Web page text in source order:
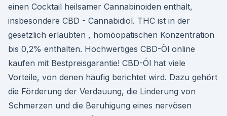
einen Cocktail heilsamer Cannabinoiden enthält,
insbesondere CBD - Cannabidiol. THC ist in der
gesetzlich erlaubten , homöopatischen Konzentration
bis 0,2% enthalten. Hochwertiges CBD-Öl online
kaufen mit Bestpreisgarantie! CBD-Öl hat viele
Vorteile, von denen häufig berichtet wird. Dazu gehört
die Förderung der Verdauung, die Linderung von
Schmerzen und die Beruhigung eines nervösen